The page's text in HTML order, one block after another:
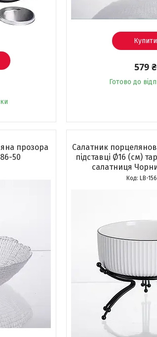
Купити
579 ₴
Готово до
прозора
50
Салатник
підставці Ø16 (см)
салатниця
LB-